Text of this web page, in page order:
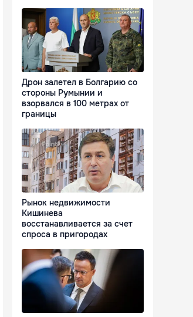
Дрон залетел в Болгарию со
стороны Румынии и
взорвался в 100 метрах от
границы
Рынок недвижимости
Кишинева
восстанавливается за счет
спроса в пригородах